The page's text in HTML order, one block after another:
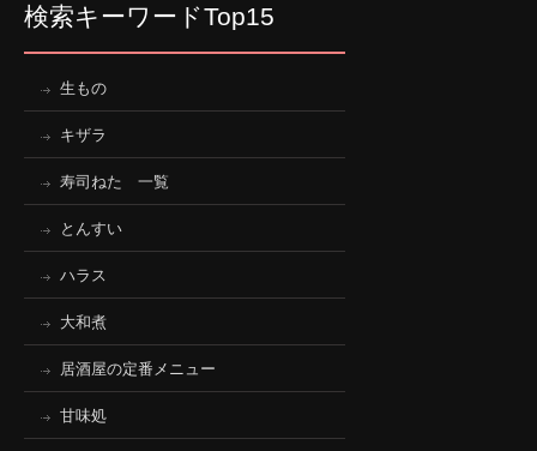
検索キーワードTop15
生もの
キザラ
寿司ねた 一覧
とんすい
ハラス
大和煮
居酒屋の定番メニュー
甘味処